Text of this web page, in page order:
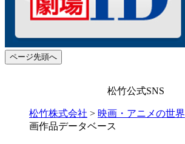
ページ先頭へ
松竹公式SNS
松竹株式会社 > 映画・アニメの世界
画作品データベース